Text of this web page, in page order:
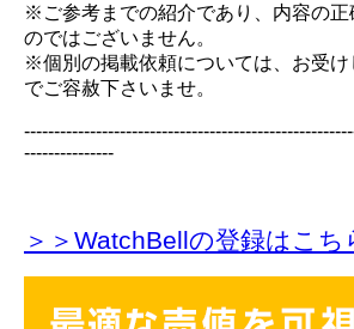
※ご参考までの紹介であり、内容の正
のではございません。
※個別の掲載依頼については、お受け
でご容赦下さいませ。
---------------
＞＞WatchBellの登録はこち